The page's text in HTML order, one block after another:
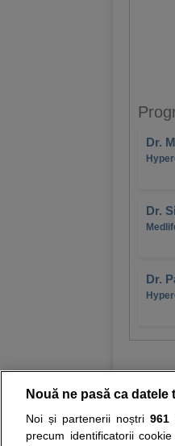
Dr.
Dr.
Dr.
Resurse:
Nouă ne pasă ca
Noi și partenerii noștri 961
precum identificatorii